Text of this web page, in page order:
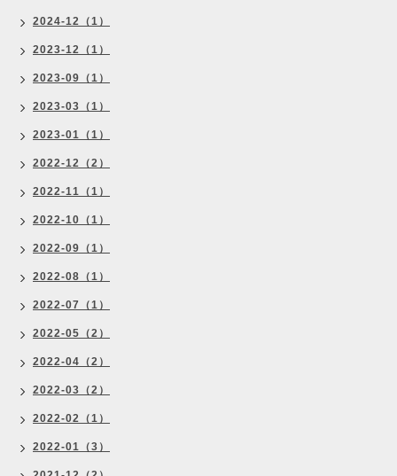
2024-12（1）
2023-12（1）
2023-09（1）
2023-03（1）
2023-01（1）
2022-12（2）
2022-11（1）
2022-10（1）
2022-09（1）
2022-08（1）
2022-07（1）
2022-05（2）
2022-04（2）
2022-03（2）
2022-02（1）
2022-01（3）